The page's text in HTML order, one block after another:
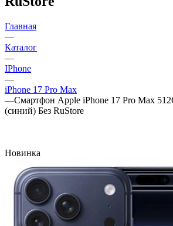
Главная
—
Каталог
—
IPhone
—
iPhone 17 Pro Max
—Смартфон Apple iPhone 17 Pro Max
(синий) Без RuStore
Новинка